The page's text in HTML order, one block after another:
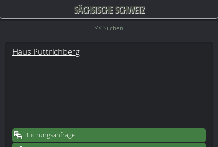
SÄCHSISCHE SCHWEIZ
<< Suchen
Haus Puttrichberg
Buchungsanfrage